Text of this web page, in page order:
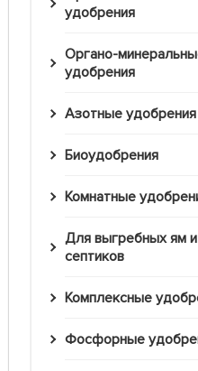
удобрения
Органо-минеральные
удобрения
Азотные удобрения
Биоудобрения
Комнатные
Для выгребных ям и
септиков
Комплексные
Фосфорные